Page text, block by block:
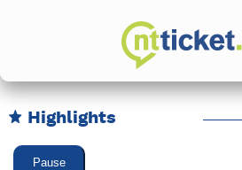
Highlights
Karussell Veranstaltungen
Pause